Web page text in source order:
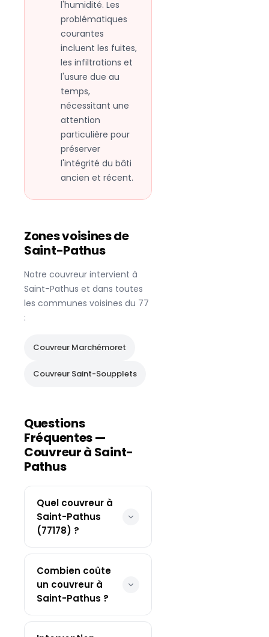
l'humidité. Les
problématiques
courantes
incluent les fuites,
les infiltrations et
l'usure due au
temps,
nécessitant une
attention
particulière pour
préserver
l'intégrité du bâti
ancien et récent.
Zones voisines de
Saint-Pathus
Notre couvreur intervient à
Saint-Pathus et dans toutes
les communes voisines du 77
:
Couvreur Marchémoret
Couvreur Saint-Soupplets
Questions
Fréquentes —
Couvreur à Saint-
Pathus
Quel couvreur à
Saint-Pathus
(77178) ?
Combien coûte
un couvreur à
Saint-Pathus ?